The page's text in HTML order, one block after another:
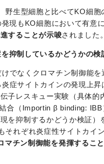
生型細胞と比べてKO細
発現もKO細胞において有意
することが示唆されました。
抑制しているかどうかの検
でなくクロマチン制御能
症サイトカインの発現上
子レスキュー実験（具体
合（Importin β binding:
を抑制するかどうか検証
れぞれ炎症性サイトカイ
チン制御能を発揮するこ